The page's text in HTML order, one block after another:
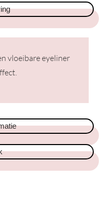
vloeibare eyeliner